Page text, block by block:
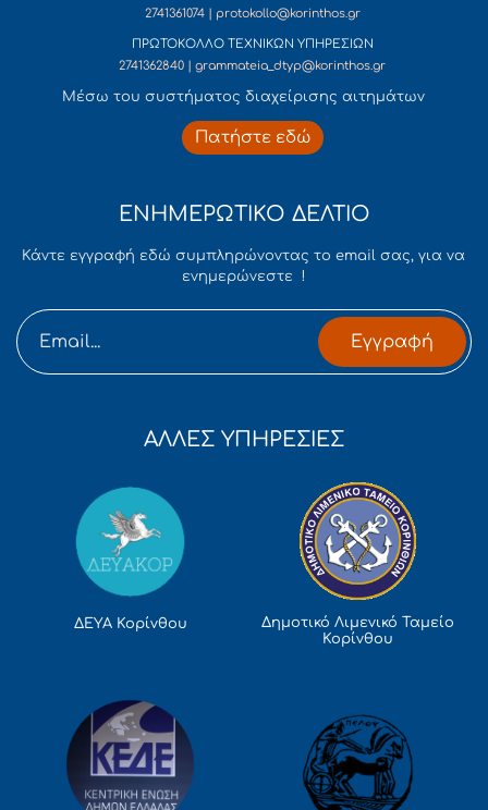
2741361074 | protokollo@korinthos.gr
ΠΡΩΤΟΚΟΛΛΟ ΤΕΧΝΙΚΩΝ ΥΠΗΡΕΣΙΩΝ
2741362840 | grammateia_dtyp@korinthos.gr
Mέσω του συστήματος διαχείρισης αιτημάτων
Πατήστε εδώ
ΕΝΗΜΕΡΩΤΙΚΟ ΔΕΛΤΙΟ
Κάντε εγγραφή εδώ συμπληρώνοντας το email σας, για να
ενημερώνεστε !
Εγγραφή
ΑΛΛΕΣ ΥΠΗΡΕΣΙΕΣ
ΔΕΥΑ Κορίνθου
Δημοτικό Λιμενικό Ταμείο
Κορίνθου